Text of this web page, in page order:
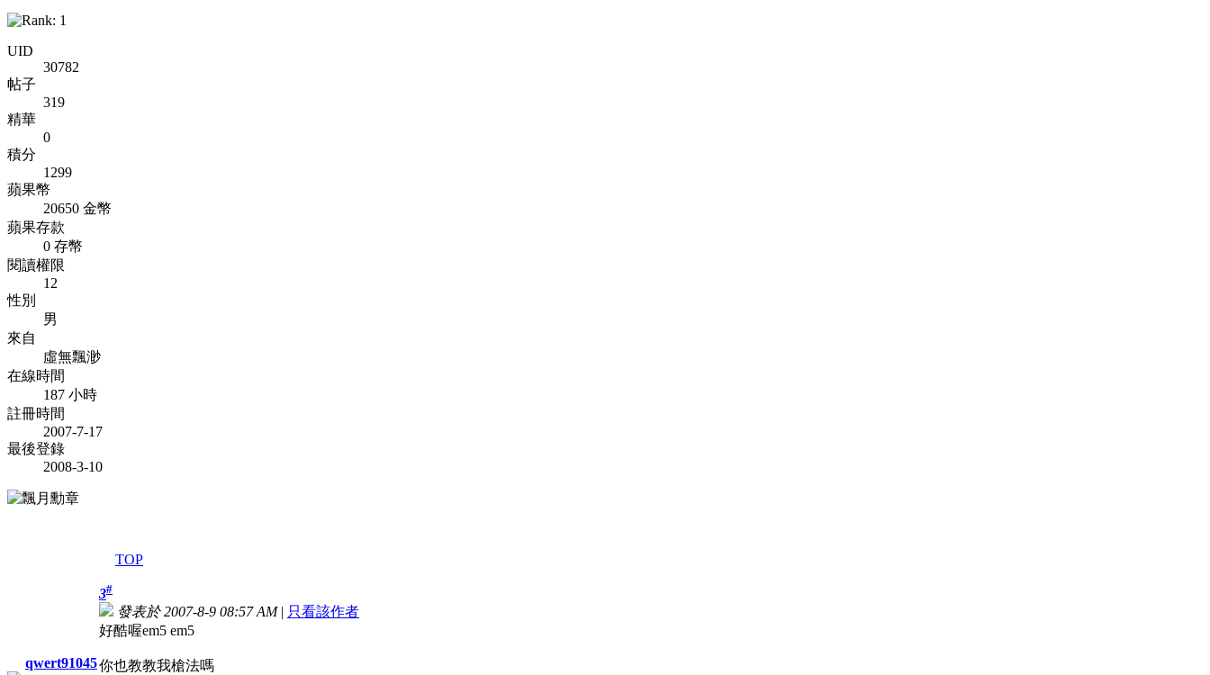
UID
30782
帖子
319
精華
0
積分
1299
蘋果幣
20650 金幣
蘋果存款
0 存幣
閱讀權限
12
性別
男
來自
虛無飄渺
在線時間
187 小時
註冊時間
2007-7-17
最後登錄
2008-3-10
TOP
qwert91045
3#
發表於 2007-8-9 08:57 AM| 只看該作者
好酷喔em5 em5
你也教教我槍法嗎